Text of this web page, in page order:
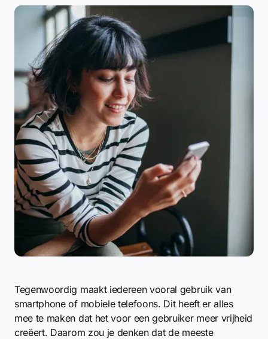
Tegenwoordig maakt iedereen vooral gebruik van
smartphone of mobiele telefoons. Dit heeft er alles
mee te maken dat het voor een gebruiker meer vrijheid
creëert. Daarom zou je denken dat de meeste